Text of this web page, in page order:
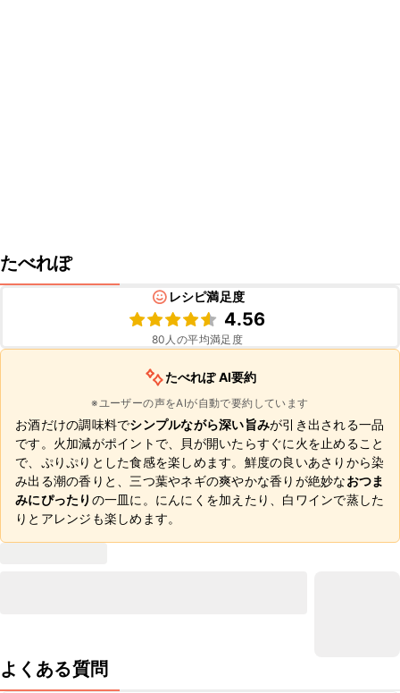
たべれぽ
レシピ満足度
4.56
80 人の平均満足度
たべれぽ AI要約
※ユーザーの声をAIが自動で要約しています
お酒だけの調味料でシンプルながら深い旨みが引き出される一品
です。火加減がポイントで、貝が開いたらすぐに火を止めること
で、ぷりぷりとした食感を楽しめます。鮮度の良いあさりから染
み出る潮の香りと、三つ葉やネギの爽やかな香りが絶妙なおつま
みにぴったり の一皿に。にんにくを加えたり、白ワインで蒸した
りとアレンジも楽しめます。
よくある質問